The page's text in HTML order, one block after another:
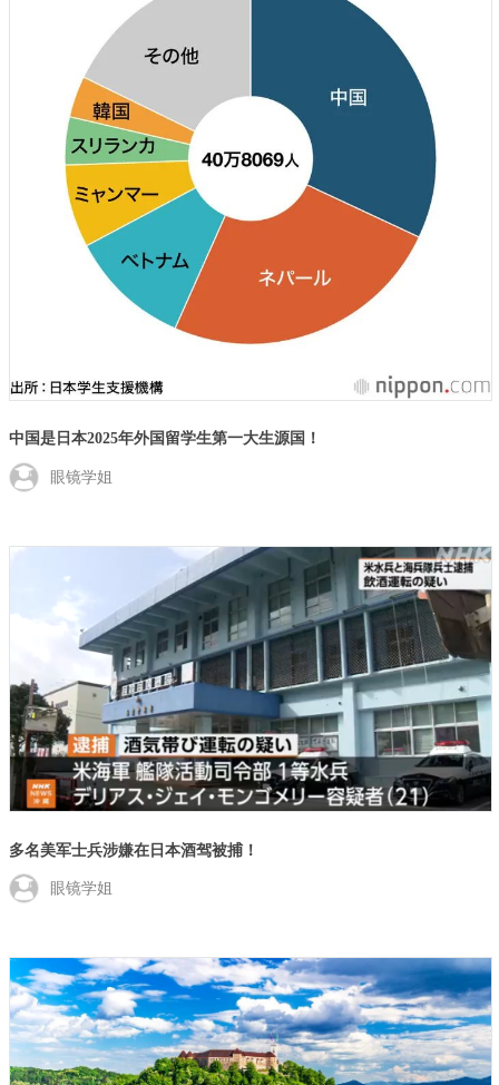
中国是日本2025年外国留学生第一大生源国！
眼镜学姐
多名美军士兵涉嫌在日本酒驾被捕！
眼镜学姐